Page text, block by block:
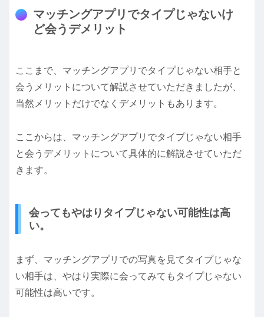
マッチングアプリでタイプじゃないけ
ど会うデメリット
ここまで、マッチングアプリでタイプじゃない相手と
会うメリットについて解説させていただきましたが、
当然メリットだけでなくデメリットもあります。
ここからは、マッチングアプリでタイプじゃない相手
と会うデメリットについて具体的に解説させていただ
きます。
会ってもやはりタイプじゃない可能性は高
い。
まず、マッチングアプリでの写真を見てタイプじゃな
い相手は、やはり実際に会ってみてもタイプじゃない
可能性は高いです。